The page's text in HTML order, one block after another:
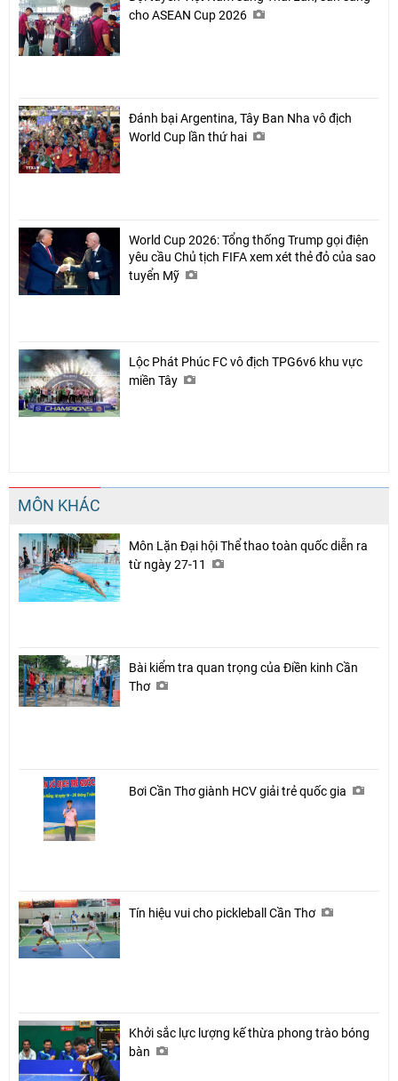
cho ASEAN Cup 2026
Đánh bại Argentina, Tây Ban Nha vô địch
World Cup lần thứ hai
World Cup 2026: Tổng thống Trump gọi điện
yêu cầu Chủ tịch FIFA xem xét thẻ đỏ của sao
tuyển Mỹ
Lộc Phát Phúc FC vô địch TPG6v6 khu vực
miền Tây
MÔN KHÁC
Môn Lặn Đại hội Thể thao toàn quốc diễn ra
từ ngày 27-11
Bài kiểm tra quan trọng của Điền kinh Cần
Thơ
Bơi Cần Thơ giành HCV giải trẻ quốc gia
Tín hiệu vui cho pickleball Cần Thơ
Khởi sắc lực lượng kế thừa phong trào bóng
bàn